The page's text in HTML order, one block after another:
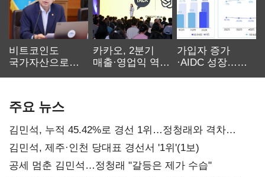
비트코인도
국가자산으로…'
카카오, 2분기
매출·영업익 역대
가입자 증가
·AIDC 성장…
주요 뉴스
김민석, 누적 45.42%로 경선 1위…정청래와 격차
0.86%p(2보)
김민석, 제주·인천 당대표 경선서 '1위'(1보)
공세 멈춘 김민석…정청래 "갈등은 제가 수습"